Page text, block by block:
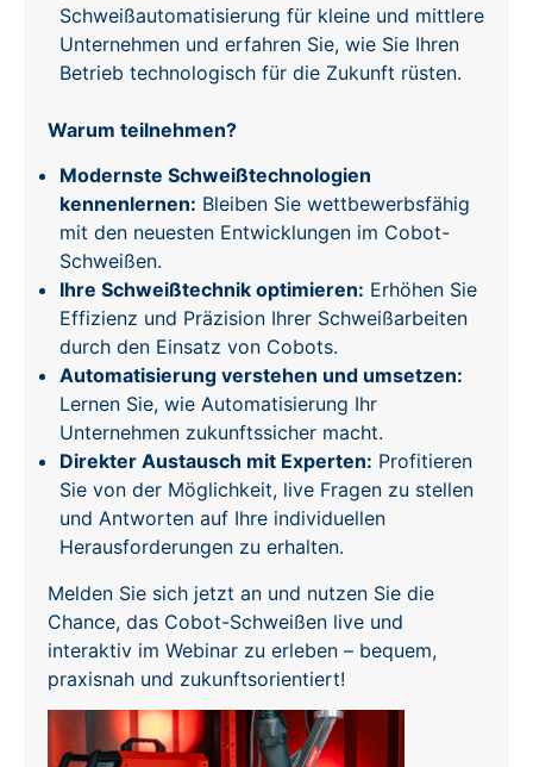
Schweißautomatisierung für kleine und mittlere
Unternehmen und erfahren Sie, wie Sie Ihren
Betrieb technologisch für die Zukunft rüsten.
Warum teilnehmen?
Modernste Schweißtechnologien
kennenlernen: Bleiben Sie wettbewerbsfähig
mit den neuesten Entwicklungen im Cobot-
Schweißen.
Ihre Schweißtechnik optimieren: Erhöhen Sie
Effizienz und Präzision Ihrer Schweißarbeiten
durch den Einsatz von Cobots.
Automatisierung verstehen und umsetzen:
Lernen Sie, wie Automatisierung Ihr
Unternehmen zukunftssicher macht.
Direkter Austausch mit Experten: Profitieren
Sie von der Möglichkeit, live Fragen zu stellen
und Antworten auf Ihre individuellen
Herausforderungen zu erhalten.
Melden Sie sich jetzt an und nutzen Sie die
Chance, das Cobot-Schweißen live und
interaktiv im Webinar zu erleben – bequem,
praxisnah und zukunftsorientiert!